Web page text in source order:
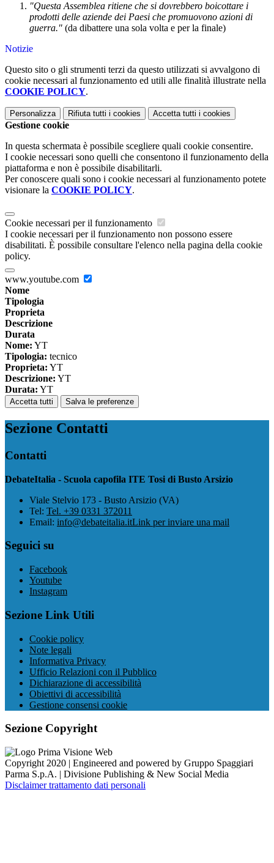
"Questa Assemblea ritiene che si dovrebbero boicottare i
prodotti delle aziende dei Paesi che promuovono azioni di
guerra." (da dibattere una sola volta e per la finale)
Notizie
Questo sito o gli strumenti terzi da questo utilizzati si avvalgono di
cookie necessari al funzionamento ed utili alle finalità illustrate nella
COOKIE POLICY.
Personalizza Rifiuta tutti i cookies Accetta tutti i cookies
Gestione cookie
In questa schermata è possibile scegliere quali cookie consentire.
I cookie necessari sono quelli che consentono il funzionamento della
piattaforma e non è possibile disabilitarli.
Per conoscere quali sono i cookie necessari al funzionamento potete
visionare la COOKIE POLICY.
Cookie necessari per il funzionamento
I cookie necessari per il funzionamento non possono essere
disabilitati. È possibile consultare l'elenco nella pagina della cookie
policy.
www.youtube.com
Nome
Tipologia
Proprieta
Descrizione
Durata
Nome: YT
Tipologia: tecnico
Proprieta: YT
Descrizione: YT
Durata: YT
Accetta tutti Salva le preferenze
Sezione Contatti
Contatti
DebateItalia - Scuola capofila ITE Tosi di Busto Arsizio
Viale Stelvio 173 - Busto Arsizio (VA)
Tel: Tel. +39 0331 372011
Email: info@debateitalia.itLink per inviare una mail
Seguici su
Facebook
Youtube
Instagram
Sezione Link Utili
Cookie policy
Note legali
Informativa Privacy
Ufficio Relazioni con il Pubblico
Dichiarazione di accessibilità
Obiettivi di accessibilità
Gestione consensi cookie
Sezione Copyright
Copyright 2020 | Engineered and powered by Gruppo Spaggiari
Parma S.p.A. | Divisione Publishing & New Social Media
Disclaimer trattamento dati personali